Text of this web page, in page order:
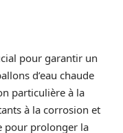
pour garantir un
d’eau chaude
particulière à la
à la corrosion et
pour prolonger la